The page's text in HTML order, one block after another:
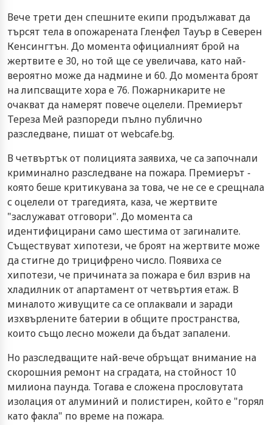
Вече трети ден спешните екипи продължават да
търсят тела в опожарената Гленфел Тауър в Северен
Кенсингтън. До момента официалният брой на
жертвите е 30, но той ще се увеличава, като най-
вероятно може да надмине и 60. До момента броят
на липсващите хора е 76. Пожарникарите не
очакват да намерят повече оцелели. Премиерът
Тереза Мей разпореди пълно публично
разследване, пишат от webcafe.bg.
В четвъртък от полицията заявиха, че са започнали
криминално разследване на пожара. Премиерът -
която беше критикувана за това, че не се е срещнала
с оцелели от трагедията, каза, че жертвите
"заслужават отговори". До момента са
идентифицирани само шестима от загиналите.
Съществуват хипотези, че броят на жертвите може
да стигне до трицифрено число. Появиха се
хипотези, че причината за пожара е бил взрив на
хладилник от апартамент от четвъртия етаж. В
миналото живущите са се оплаквали и заради
изхвърлените батерии в общите пространства,
които също лесно можели да бъдат запалени.
Но разследващите най-вече обръщат внимание на
скорошния ремонт на сградата, на стойност 10
милиона паунда. Тогава е сложена прословутата
изолация от алуминий и полистирен, който е "горял
като факла" по време на пожара.